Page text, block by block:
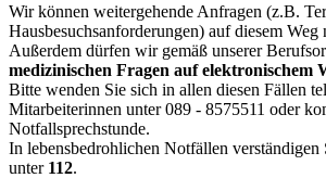
Wir können weitergehende Anfragen (z.B.
Hausbesuchsanforderungen) auf diesem Weg
Außerdem dürfen wir gemäß unserer
medizinischen Fragen auf elektronischem
Bitte wenden Sie sich in allen diesen Fällen
Mitarbeiterinnen unter 089 - 8575511 oder
Notfallsprechstunde.
In lebensbedrohlichen Notfällen verständigen
unter 112.